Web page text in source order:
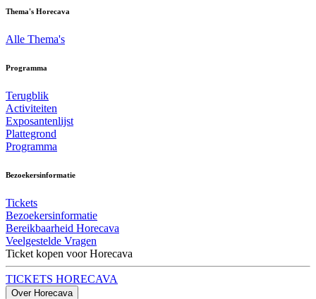
Thema's Horecava
Alle Thema's
Programma
Terugblik
Activiteiten
Exposantenlijst
Plattegrond
Programma
Bezoekersinformatie
Tickets
Bezoekersinformatie
Bereikbaarheid Horecava
Veelgestelde Vragen
Ticket kopen voor Horecava
TICKETS HORECAVA
Over Horecava